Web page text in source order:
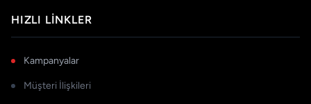
HIZLI LINKLER
Kampanyalar
Müşteri İlişkileri